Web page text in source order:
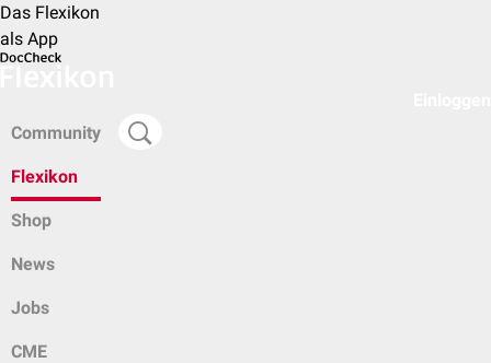
Das Flexikon
als App
Community
Flexikon
Shop
News
Jobs
CME